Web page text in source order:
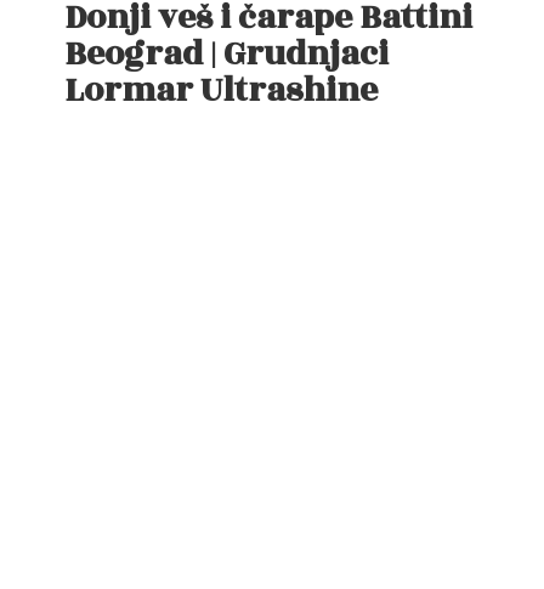
Donji veš i čarape Battini
Beograd | Grudnjaci
Lormar Ultrashine